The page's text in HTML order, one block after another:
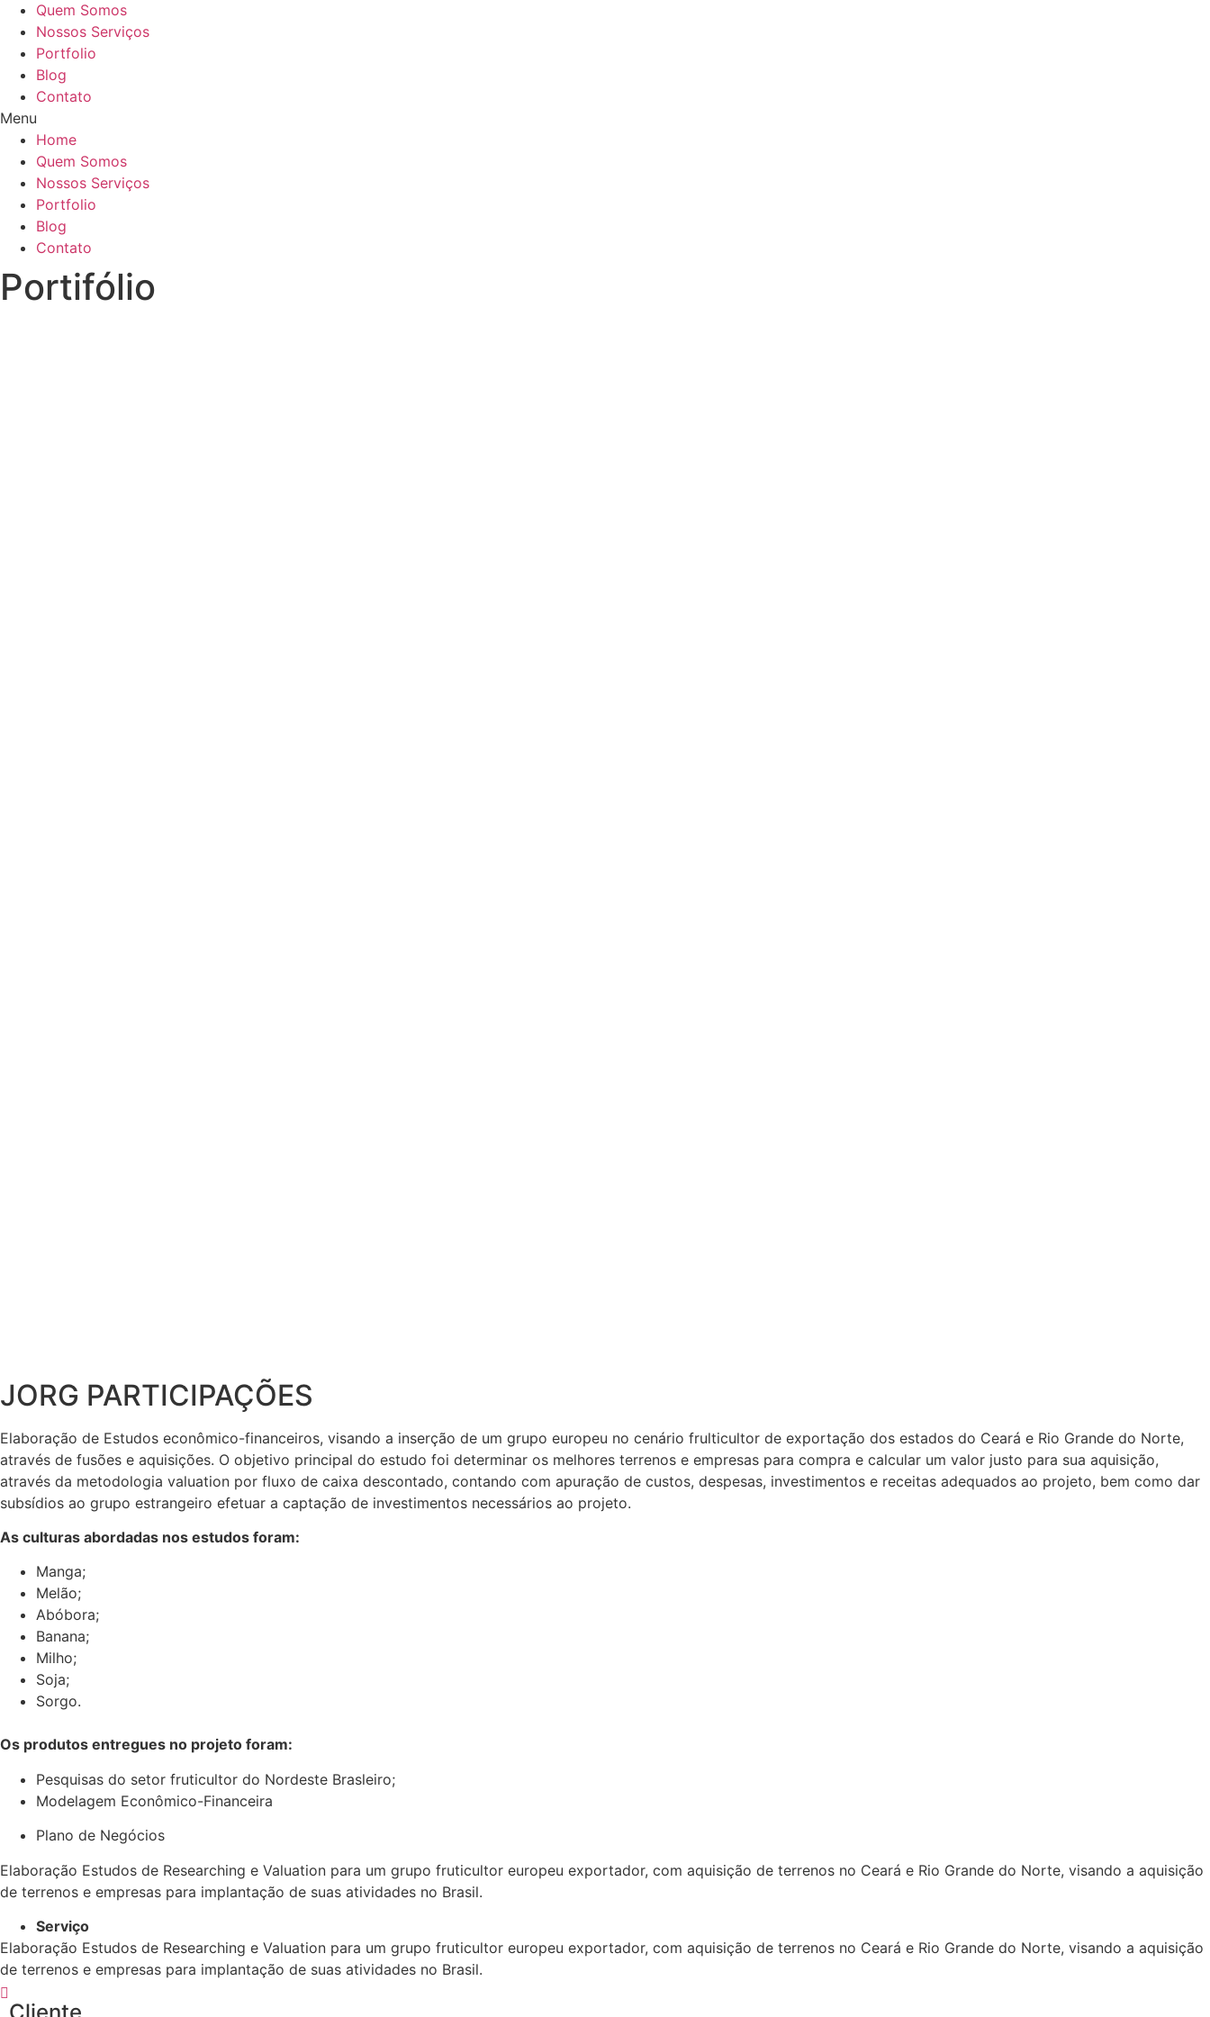
Quem Somos
Nossos Serviços
Portfolio
Blog
Contato
Menu
Home
Quem Somos
Nossos Serviços
Portfolio
Blog
Contato
Portifólio
JORG PARTICIPAÇÕES
Elaboração de Estudos econômico-financeiros, visando a inserção de um grupo europeu no cenário frulticultor de exportação dos estados do Ceará e Rio Grande do Norte,
através de fusões e aquisições. O objetivo principal do estudo foi determinar os melhores terrenos e empresas para compra e calcular um valor justo para sua aquisição,
através da metodologia valuation por fluxo de caixa descontado, contando com apuração de custos, despesas, investimentos e receitas adequados ao projeto, bem como dar
subsídios ao grupo estrangeiro efetuar a captação de investimentos necessários ao projeto.
As culturas abordadas nos estudos foram:
Manga;
Melão;
Abóbora;
Banana;
Milho;
Soja;
Sorgo.
Os produtos entregues no projeto foram:
Pesquisas do setor fruticultor do Nordeste Brasleiro;
Modelagem Econômico-Financeira
Plano de Negócios
Elaboração Estudos de Researching e Valuation para um grupo fruticultor europeu exportador, com aquisição de terrenos no Ceará e Rio Grande do Norte, visando a aquisição
de terrenos e empresas para implantação de suas atividades no Brasil.
Serviço
Elaboração Estudos de Researching e Valuation para um grupo fruticultor europeu exportador, com aquisição de terrenos no Ceará e Rio Grande do Norte, visando a aquisição
de terrenos e empresas para implantação de suas atividades no Brasil.